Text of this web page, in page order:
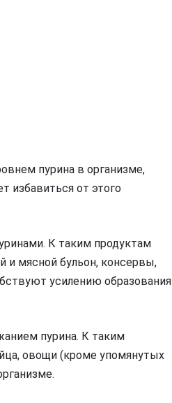
пурина в организме,
избавиться от этого
К таким продуктам
и мясной бульон, консервы,
усилению образования
пурина. К таким
овощи (кроме упомянутых